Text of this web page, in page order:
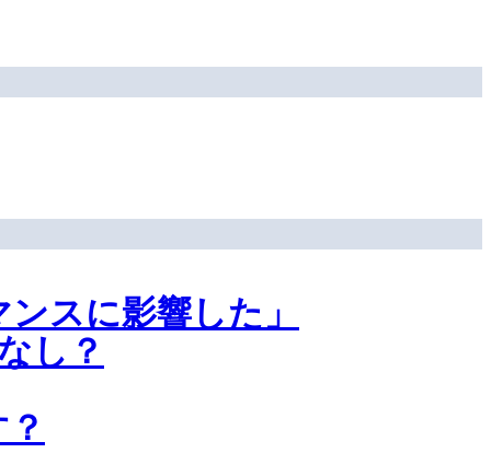
スに影響した」
し？